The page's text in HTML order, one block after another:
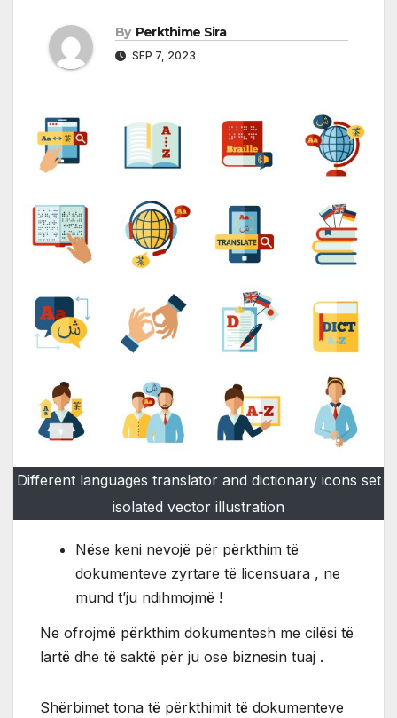
By Perkthime Sira
SEP 7, 2023
Different languages translator and dictionary icons set
isolated vector illustration
Nëse keni nevojë për përkthim të
dokumenteve zyrtare të licensuara , ne
mund t’ju ndihmojmë !
Ne ofrojmë përkthim dokumentesh me cilësi të
lartë dhe të saktë për ju ose biznesin tuaj .
Shërbimet tona të përkthimit të dokumenteve